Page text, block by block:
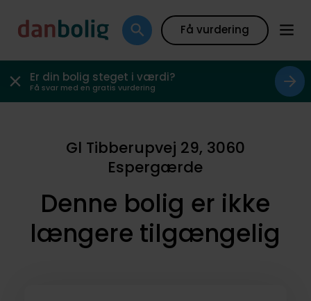
Få vurdering
Er din bolig steget i værdi?
Få svar med en gratis vurdering
Gl Tibberupvej 29, 3060
Espergærde
Denne bolig er ikke
længere tilgængelig